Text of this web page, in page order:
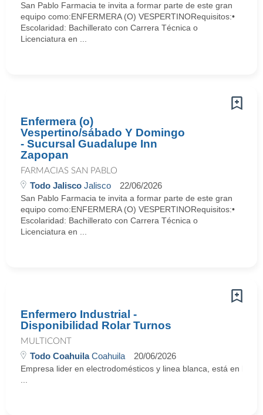
San Pablo Farmacia te invita a formar parte de este gran
equipo como:ENFERMERA (O) VESPERTINORequisitos:•
Escolaridad: Bachillerato con Carrera Técnica o
Licenciatura en ...
Enfermera (o)
Vespertino/sábado Y Domingo
- Sucursal Guadalupe Inn
Zapopan
FARMACIAS SAN PABLO
Todo Jalisco Jalisco 22/06/2026
San Pablo Farmacia te invita a formar parte de este gran
equipo como:ENFERMERA (O) VESPERTINORequisitos:•
Escolaridad: Bachillerato con Carrera Técnica o
Licenciatura en ...
Enfermero Industrial -
Disponibilidad Rolar Turnos
MULTICONT
Todo CoahuilaCoahuila 20/06/2026
Empresa lider en electrodomésticos y linea blanca, está en